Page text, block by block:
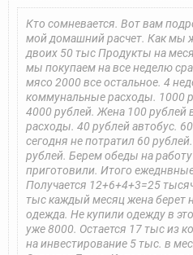
Кто сомневается. Вот вам
мой домашний расчет. Как мы
двоих 50 тыс Продукты на
мы покупаем на все неделю
мясо 2000 все остальное. 4
коммунальные расходы. 1000
4000 рублей. Жена 100 рублей
расходы. 40 рублей автобус.
сегодня не потратил 60
рублей. Берем обеды на
приготовили. Итого
Получается 12+6+4+3=25
тыс каждый месяц жена берет
одежда. Не купили одежду в
уже 8000. Остается 17 тыс из
на инвестирование 5 тыс. в